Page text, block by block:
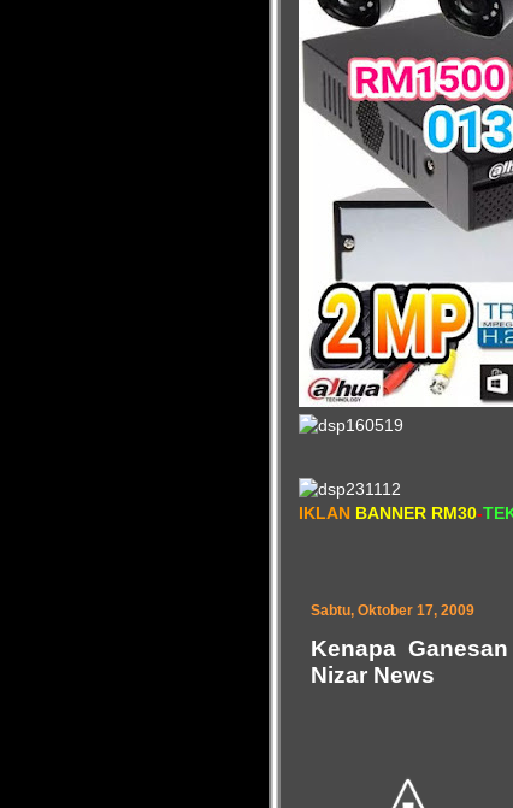
IKLAN BANNER RM30-
Sabtu, Oktober 17, 2009
Kenapa
Nizar News